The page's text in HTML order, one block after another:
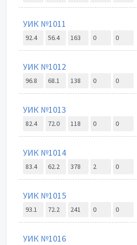
УИК №1011
92.4 56.4 163 0 0
УИК №1012
96.8 68.1 138 0 0
УИК №1013
82.4 72.0 118 0 0
УИК №1014
83.4 62.2 378 2 0
УИК №1015
93.1 72.2 241 0 0
УИК №1016